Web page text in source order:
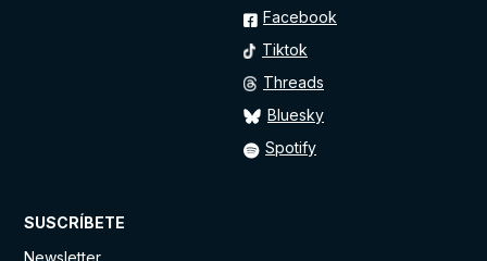
SUSCRÍBETE
Newsletter
Facebook
Tiktok
Threads
Bluesky
Spotify